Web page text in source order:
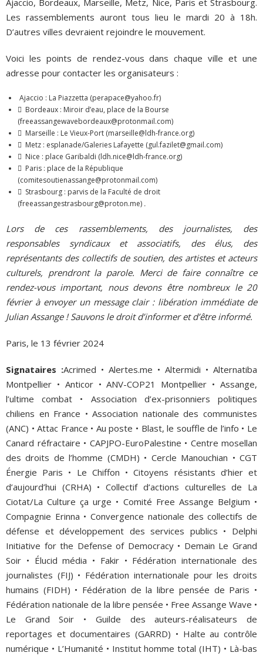
Les rassemblements auront tous lieu le mardi 20 à 18h.
D’autres villes devraient rejoindre le mouvement.
Voici les points de rendez-vous dans chaque ville et une
adresse pour contacter les organisateurs :
Ajaccio : La Piazzetta (perapace@yahoo.fr)
 Bordeaux : Miroir d’eau, place de la Bourse
(freeassangewavebordeaux@protonmail.com)
 Marseille : Le Vieux-Port (marseille@ldh-france.org)
 Metz : esplanade/Galeries Lafayette (gul.fazilet@gmail.com)
 Nice : place Garibaldi (ldh.nice@ldh-france.org)
 Paris : place de la République
(comitesoutienassange@protonmail.com)
 Strasbourg : parvis de la Faculté de droit
(freeassangestrasbourg@proton.me) .
Lors de ces rassemblements, des journalistes, des
responsables syndicaux et associatifs, des élus, des
représentants des collectifs de soutien, des artistes et acteurs
culturels, prendront la parole. Merci de faire connaître ce
rendez-vous important, nous devons être nombreux le 20
février à envoyer un message clair : libération immédiate de
Julian Assange ! Sauvons le droit d’informer et d’être informé.
Paris, le 13 février 2024
Signataires :Acrimed • Alertes.me • Altermidi • Alternatiba
Montpellier • Anticor • ANV-COP21 Montpellier • Assange,
l’ultime combat • Association d’ex-prisonniers politiques
chiliens en France • Association nationale des communistes
(ANC) • Attac France • Au poste • Blast, le souffle de l’info • Le
Canard réfractaire • CAPJPO-EuroPalestine • Centre mosellan
des droits de l’homme (CMDH) • Cercle Manouchian • CGT
Énergie Paris • Le Chiffon • Citoyens résistants d’hier et
d’aujourd’hui (CRHA) • Collectif d’actions culturelles de La
Ciotat/La Culture ça urge • Comité Free Assange Belgium •
Compagnie Erinna • Convergence nationale des collectifs de
défense et développement des services publics • Delphi
Initiative for the Defense of Democracy • Demain Le Grand
Soir • Élucid média • Fakir • Fédération internationale des
journalistes (FIJ) • Fédération internationale pour les droits
humains (FIDH) • Fédération de la libre pensée de Paris •
Fédération nationale de la libre pensée • Free Assange Wave •
Le Grand Soir • Guilde des auteurs-réalisateurs de
reportages et documentaires (GARRD) • Halte au contrôle
numérique • L’Humanité • Institut homme total (IHT) • Là-bas